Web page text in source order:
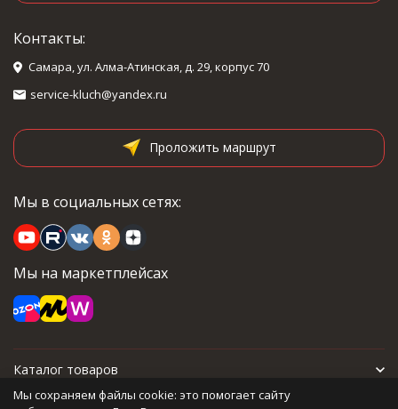
Контакты:
Самара, ул. Алма-Атинская, д. 29, корпус 70
service-kluch@yandex.ru
Проложить маршрут
Мы в социальных сетях:
Мы на маркетплейсах
Каталог товаров
Мы сохраняем файлы cookie: это помогает сайту